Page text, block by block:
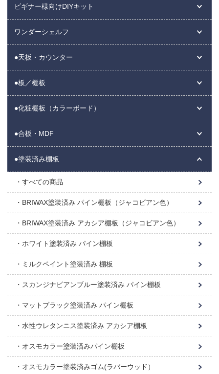
ビギナー様向けDIYキット
ワンダーシェルフ
●天板・カウンター
●板／棚板
●化粧棚板（カラーボード）
●合板・MDF
●塗装済み棚板
すべての商品
BRIWAX塗装済み パイン棚板（ジャコビアン色）
BRIWAX塗装済み アカシア棚板（ジャコビアン色）
ホワイト塗装済み パイン棚板
ミルクペイント塗装済み 棚板
スカンジナビアンブルー塗装済み パイン棚板
マットブラック塗装済み パイン棚板
水性ウレタンニス塗装済み アカシア棚板
オスモカラー塗装済みパイン棚板
オスモカラー塗装済みゴム(ラバーウッド）